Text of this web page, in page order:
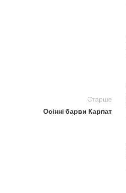
Старше
Осінні барви Карпат